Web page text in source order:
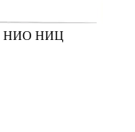
НИО НИЦ